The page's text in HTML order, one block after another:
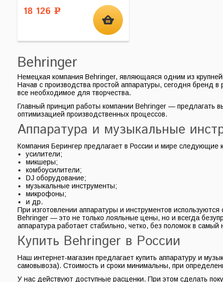
18 126 Р
Behringer
Немецкая компания Behringer, являющаяся одним из
Начав с производства простой аппаратуры, сегодня бренд
все необходимое для творчества.
Главный принцип работы компании Behringer — предлагать
оптимизацией производственных процессов.
Аппаратура и музыкальные
Компания Берингер предлагает в России и мире следующие
усилители;
микшеры;
комбоусилители;
DJ оборудование;
музыкальные инструменты;
микрофоны;
и др.
При изготовлении аппаратуры и инструментов
Behringer — это не только лояльные цены, но и всегда
аппаратура работает стабильно, четко, без поломок в
Купить Behringer в России
Наш интернет-магазин предлагает купить аппаратуру и
самовывоза). Стоимость и сроки минимальны, при
У нас действуют доступные расценки. При этом сделать